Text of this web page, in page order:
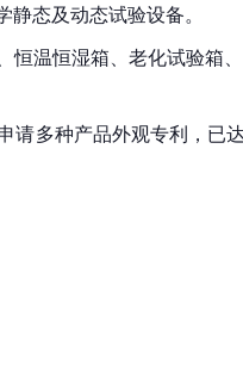
态及动态试验设备。
恒温恒湿箱、老化试验箱
请多种产品外观专利，已